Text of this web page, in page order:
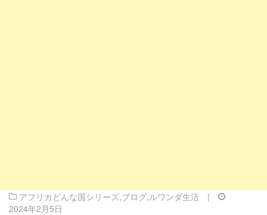
アフリカどんな国シリーズ,ブログ,ルワンダ生活
|
2024年2月5日